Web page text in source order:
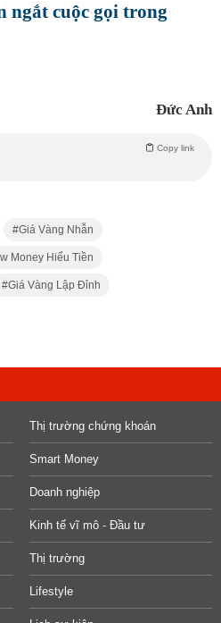
ngắt cuộc gọi trong
Đức Anh
Copy link
Giá Vàng Nhẫn
Money Hiểu Tiền
Giá Vàng Lập Đỉnh
Thị trường chứng khoán
Smart Money
Doanh nghiệp
Kinh tế vĩ mô - Đầu tư
Thị trường
Lifestyle